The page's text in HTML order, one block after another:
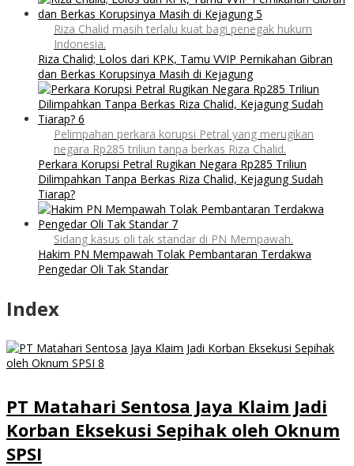
Riza Chalid masih terlalu kuat bagi penegak hukum
Indonesia.
Riza Chalid; Lolos dari KPK, Tamu VVIP Pernikahan Gibran
dan Berkas Korupsinya Masih di Kejagung
Pelimpahan perkara korupsi Petral yang merugikan
negara Rp285 triliun tanpa berkas Riza Chalid.
Perkara Korupsi Petral Rugikan Negara Rp285 Triliun
Dilimpahkan Tanpa Berkas Riza Chalid, Kejagung Sudah
Tiarap?
Sidang kasus oli tak standar di PN Mempawah.
Hakim PN Mempawah Tolak Pembantaran Terdakwa
Pengedar Oli Tak Standar
Index
PT Matahari Sentosa Jaya Klaim Jadi
Korban Eksekusi Sepihak oleh Oknum
SPSI